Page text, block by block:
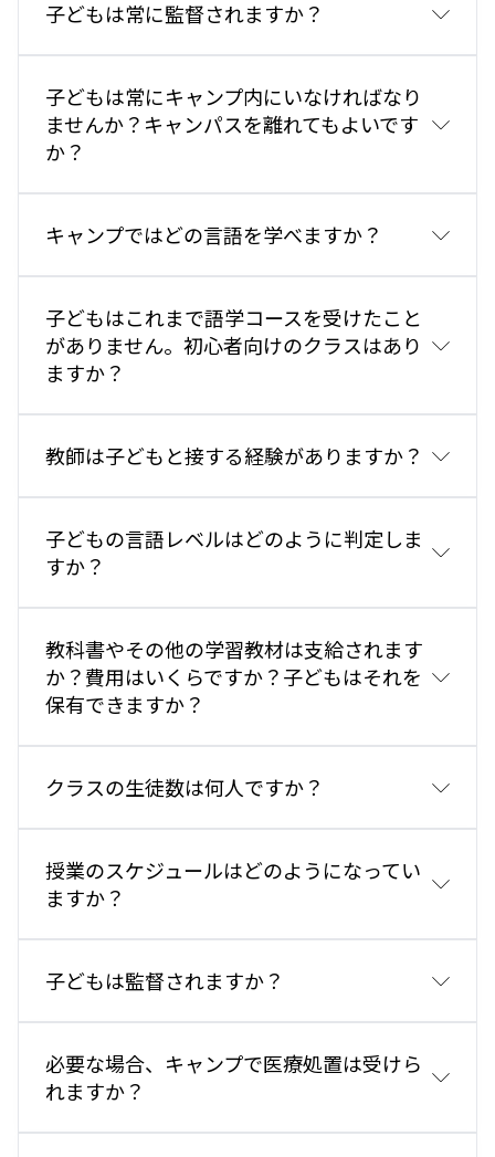
子どもは常に監督されますか？
子どもは常にキャンプ内にいなければなり
ませんか？キャンパスを離れてもよいです
か？
をご覧ください。
キャンプではどの言語を学べますか？
：サマー語学
コース
子どもはこれまで語学コースを受けたこと
がありません。初心者向けのクラスはあり
ますか？
教師は子どもと接する経験がありますか？
子どもの言語レベルはどのように判定しま
すか？
教科書やその他の学習教材は支給されます
か？費用はいくらですか？子どもはそれを
保有できますか？
クラスの生徒数は何人ですか？
授業のスケジュールはどのようになってい
ますか？
子どもは監督されますか？
必要な場合、キャンプで医療処置は受けら
れますか？